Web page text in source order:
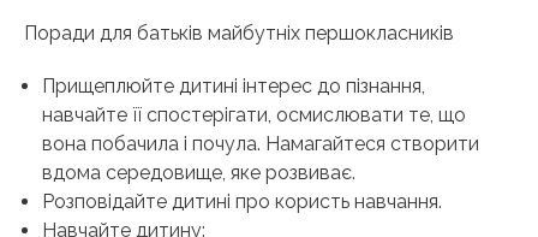
Поради для батьків майбутніх першокласників
Прищеплюйте дитині інтерес до пізнання,
навчайте її спостерігати, осмислювати те, що
вона побачила і почула. Намагайтеся створити
вдома середовище, яке розвиває.
Розповідайте дитині про користь навчання.
Навчайте дитину: